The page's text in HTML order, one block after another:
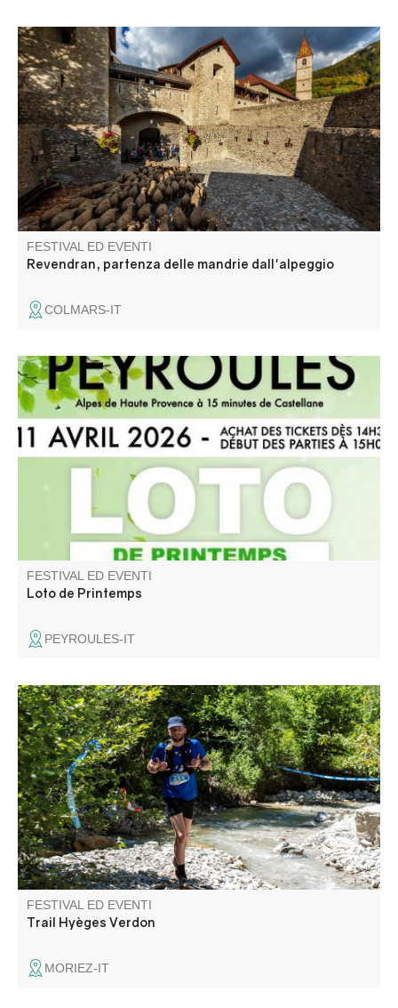
La tradizione della transumanza a piedi, classificata come
patrimonio culturale immateriale dall'UNESCO, dura da
secoli. L'evento "Revendran" celebra la discesa dagli
alpeggi in un'atmosfera conviviale esaltata dai colori
dell'autunno.
FESTIVAL ED EVENTI
Revendran, partenza delle mandrie dall'alpeggio
COLMARS-IT
A gagner : Cave à vin, Vidéo projecteur, Paniers garnies,
Jambon cru, bons d'achat … Buvette et petite
restauration sur place.
FESTIVAL ED EVENTI
Loto de Printemps
PEYROULES-IT
Percorso nel cuore delle Alpi dell'Alta Provenza, vicino al
lago di Castillon e a 5 minuti da St André les Alpes. 3
percorsi: 12 km 350 m D+ aperto agli escursionisti, 26 km
1000 m D+, 45 km 2100 m D+.
FESTIVAL ED EVENTI
Trail Hyèges Verdon
MORIEZ-IT